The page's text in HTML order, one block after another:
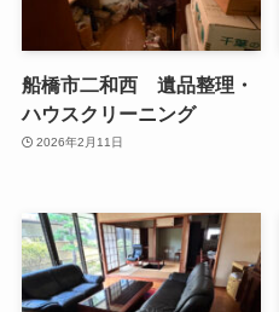
船橋市二和西 遺品整理・
ハウスクリーニング
2026年2月11日